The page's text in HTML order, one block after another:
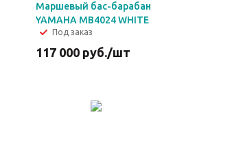
Маршевый бас-барабан
YAMAHA MB4024 WHITE
Под заказ
117 000руб./шт